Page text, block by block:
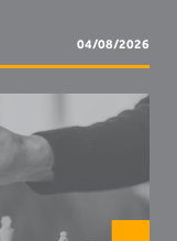
04/08/2026